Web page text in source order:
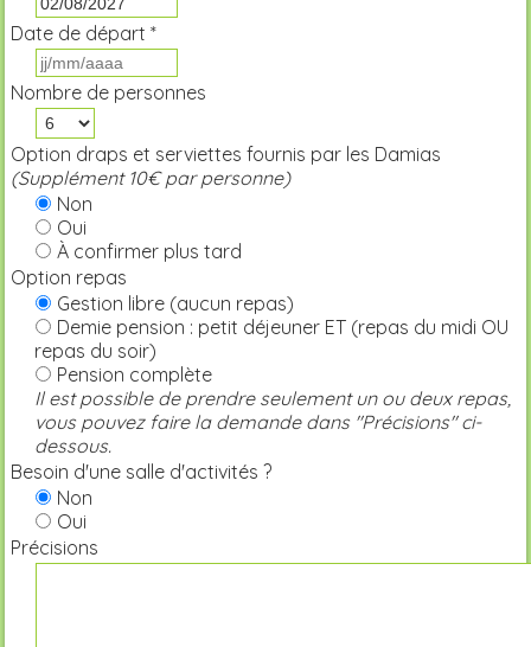
Date de départ *
Nombre de personnes
Option draps et serviettes fournis par les Damias
(Supplément 10€ par personne)
Non
Oui
À confirmer plus tard
Option repas
Gestion libre (aucun repas)
Demie pension : petit déjeuner ET (repas du midi OU
repas du soir)
Pension complète
Il est possible de prendre seulement un ou deux repas,
vous pouvez faire la demande dans "Précisions" ci-
dessous.
Besoin d'une salle d'activités ?
Non
Oui
Précisions